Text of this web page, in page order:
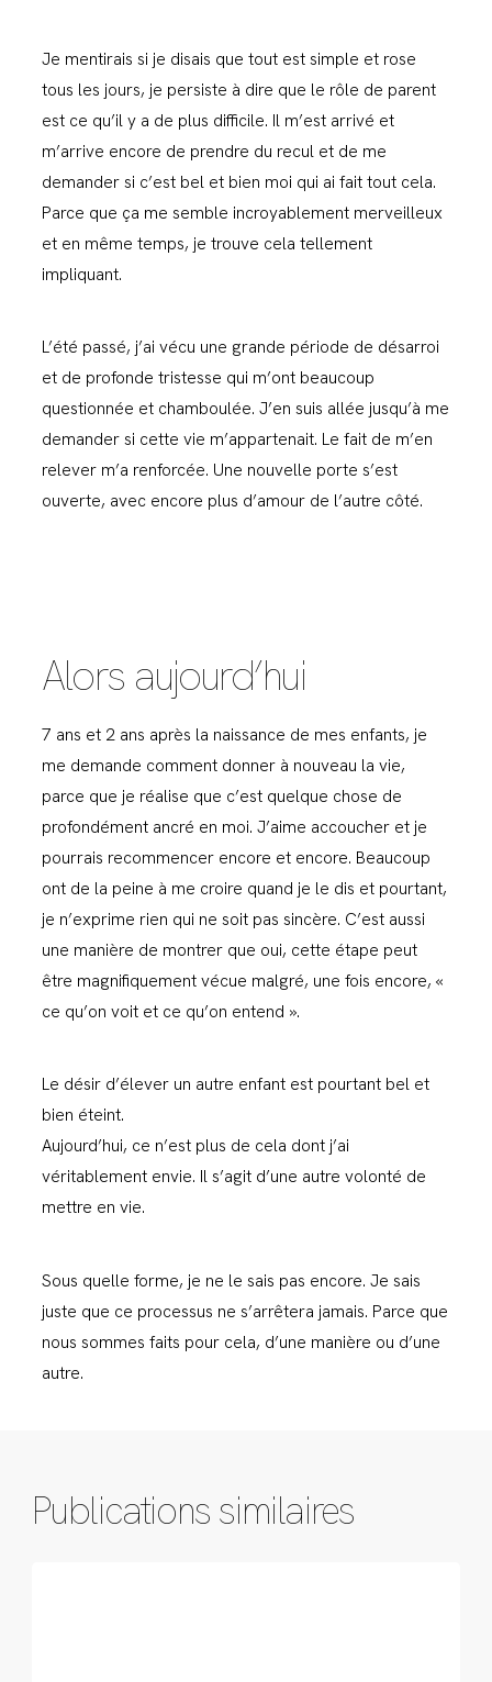
Je mentirais si je disais que tout est simple et rose
tous les jours, je persiste à dire que le rôle de parent
est ce qu’il y a de plus difficile. Il m’est arrivé et
m’arrive encore de prendre du recul et de me
demander si c’est bel et bien moi qui ai fait tout cela.
Parce que ça me semble incroyablement merveilleux
et en même temps, je trouve cela tellement
impliquant.
L’été passé, j’ai vécu une grande période de désarroi
et de profonde tristesse qui m’ont beaucoup
questionnée et chamboulée. J’en suis allée jusqu’à me
demander si cette vie m’appartenait. Le fait de m’en
relever m’a renforcée. Une nouvelle porte s’est
ouverte, avec encore plus d’amour de l’autre côté.
Alors aujourd’hui
7 ans et 2 ans après la naissance de mes enfants, je
me demande comment donner à nouveau la vie,
parce que je réalise que c’est quelque chose de
profondément ancré en moi. J’aime accoucher et je
pourrais recommencer encore et encore. Beaucoup
ont de la peine à me croire quand je le dis et pourtant,
je n’exprime rien qui ne soit pas sincère. C’est aussi
une manière de montrer que oui, cette étape peut
être magnifiquement vécue malgré, une fois encore, «
ce qu’on voit et ce qu’on entend ».
Le désir d’élever un autre enfant est pourtant bel et
bien éteint.
Aujourd’hui, ce n’est plus de cela dont j’ai
véritablement envie. Il s’agit d’une autre volonté de
mettre en vie.
Sous quelle forme, je ne le sais pas encore. Je sais
juste que ce processus ne s’arrêtera jamais. Parce que
nous sommes faits pour cela, d’une manière ou d’une
autre.
Publications similaires